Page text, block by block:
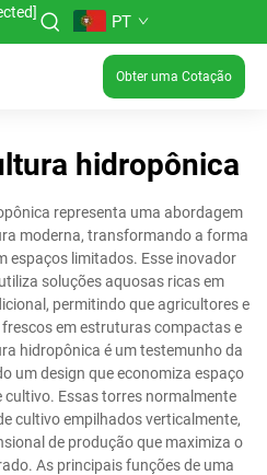
PT
Obter uma Cotação
hidropônica
representa uma abordagem
moderna, transformando a forma
espaços limitados. Esse inovador
soluções aquosas ricas em
permitindo que agricultores e
em estruturas compactas e
hidropônica é um testemunho da
um design que economiza espaço
Essas torres normalmente
cultivo empilhados verticalmente,
de produção que maximiza o
As principais funções de uma